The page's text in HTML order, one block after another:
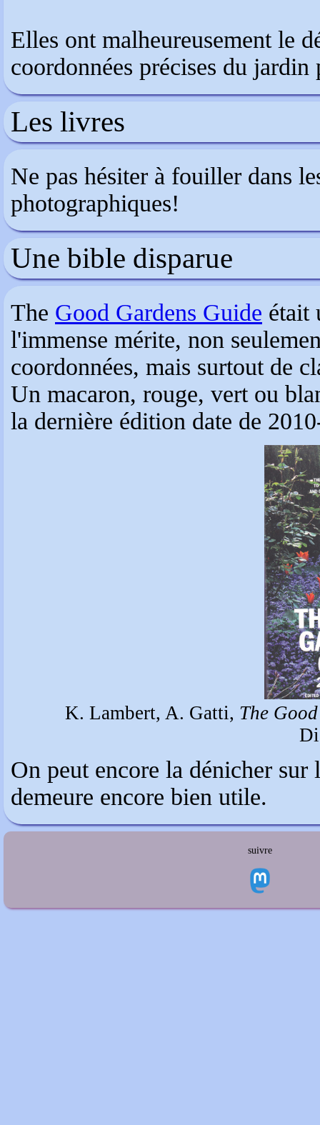
Elles ont malheureusement le
coordonnées précises du jardin
Les livres
Ne pas hésiter à fouiller dans
photographiques!
Une bible disparue
The Good Gardens Guide était
l'immense mérite, non
coordonnées, mais surtout de
Un macaron, rouge, vert ou
la dernière édition date de
K. Lambert, A. Gatti, The
On peut encore la dénicher
demeure encore bien utile.
suivre